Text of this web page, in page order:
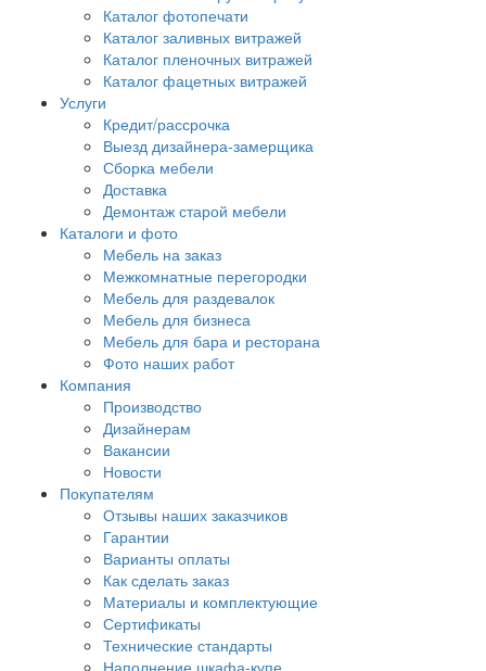
Каталог фотопечати
Каталог заливных витражей
Каталог пленочных витражей
Каталог фацетных витражей
Услуги
Кредит/рассрочка
Выезд дизайнера-замерщика
Сборка мебели
Доставка
Демонтаж старой мебели
Каталоги и фото
Мебель на заказ
Межкомнатные перегородки
Мебель для раздевалок
Мебель для бизнеса
Мебель для бара и ресторана
Фото наших работ
Компания
Производство
Дизайнерам
Вакансии
Новости
Покупателям
Отзывы наших заказчиков
Гарантии
Варианты оплаты
Как сделать заказ
Материалы и комплектующие
Сертификаты
Технические стандарты
Наполнение шкафа-купе